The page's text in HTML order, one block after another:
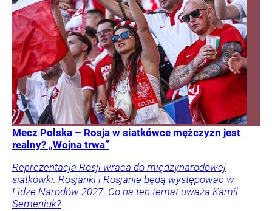
Mecz Polska – Rosja w siatkówce mężczyzn jest
realny? „Wojna trwa”
Reprezentacja Rosji wraca do międzynarodowej
siatkówki. Rosjanki i Rosjanie będą występować w
Lidze Narodów 2027. Co na ten temat uważa Kamil
Semeniuk?